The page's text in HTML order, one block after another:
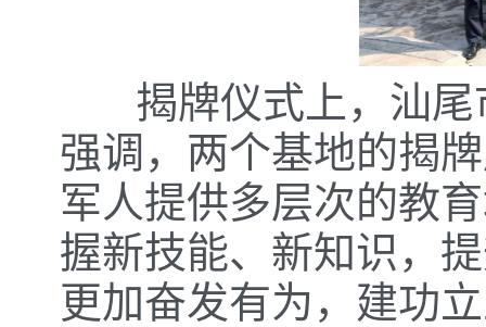
揭牌仪式上，汕尾
强调，两个基地的揭
军人提供多层次的教
握新技能、新知识，
更加奋发有为，建功